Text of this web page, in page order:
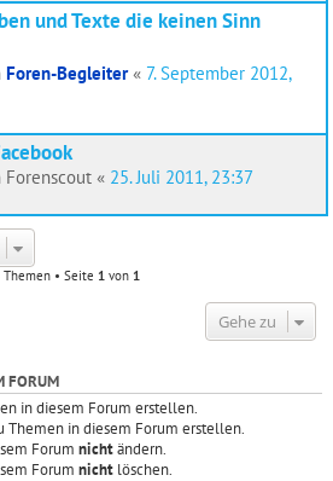
und Texte die keinen Sinn
Foren-Begleiter« 7. September 2012,
Forenscout « 25. Juli 2011, 23:37
Themen • Seite 1 von 1
Gehe zu
FORUM
in diesem Forum erstellen.
Themen in diesem Forum erstellen.
Forum nichtändern.
Forum nicht löschen.